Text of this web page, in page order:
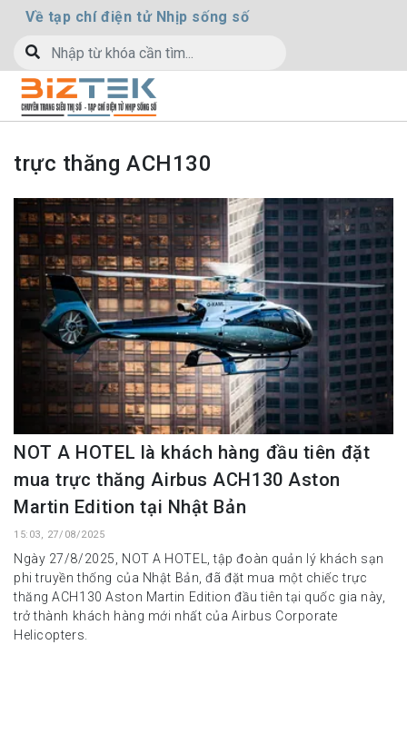
Về tạp chí điện tử Nhịp sống số
trực thăng ACH130
NOT A HOTEL là khách hàng đầu tiên đặt
mua trực thăng Airbus ACH130 Aston
Martin Edition tại Nhật Bản
15:03, 27/08/2025
Ngày 27/8/2025, NOT A HOTEL, tập đoàn quản lý khách sạn
phi truyền thống của Nhật Bản, đã đặt mua một chiếc trực
thăng ACH130 Aston Martin Edition đầu tiên tại quốc gia này,
trở thành khách hàng mới nhất của Airbus Corporate
Helicopters.